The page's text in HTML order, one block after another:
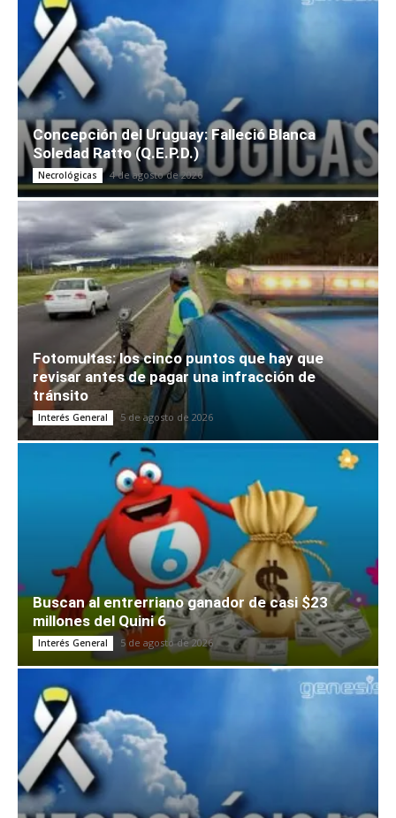
Concepción del Uruguay: Falleció Blanca
Soledad Ratto (Q.E.P.D.)
Necrológicas 4 de agosto de 2026
Fotomultas: los cinco puntos que hay que
revisar antes de pagar una infracción de
tránsito
Interés General 5 de agosto de 2026
Buscan al entrerriano ganador de casi $23
millones del Quini 6
Interés General 5 de agosto de 2026